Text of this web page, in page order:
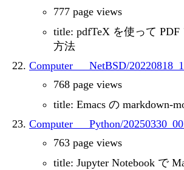
777 page views
title: pdfTeX を使って
方法
Computer___NetBSD/
768 page views
title: Emacs の markdown-
Computer___Python/
763 page views
title: Jupyter Notebook で